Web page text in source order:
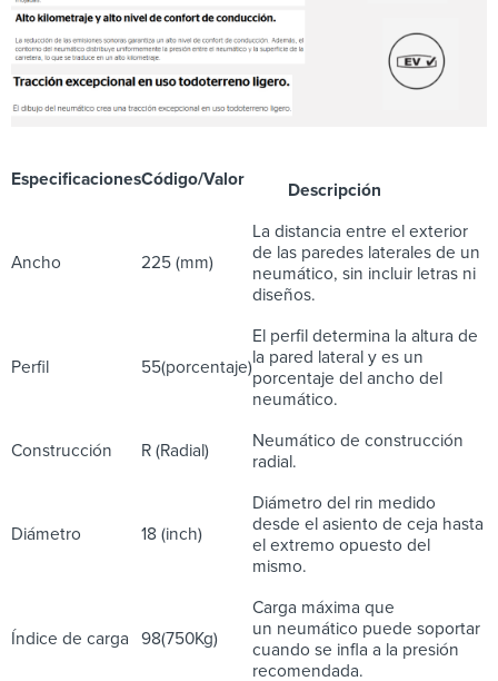
EspecificacionesCódigo/Valor
Descripción
Ancho 225 (mm)
La distancia entre el exterior
de las paredes laterales de un
neumático, sin incluir letras ni
diseños.
Perfil 55(porcentaje)
El perfil determina la altura de
la pared lateral y es un
porcentaje del ancho del
neumático.
Construcción R (Radial)
Neumático de construcción
radial.
Diámetro 18 (inch)
Diámetro del rin medido
desde el asiento de ceja hasta
el extremo opuesto del
mismo.
Índice de carga 98(750Kg)
Carga máxima que
un neumático puede soportar
cuando se infla a la presión
recomendada.